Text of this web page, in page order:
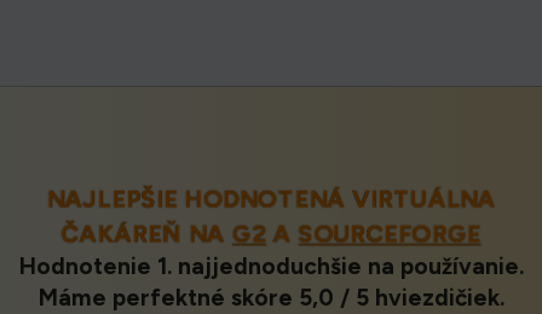
NAJLEPŠIE HODNOTENÁ VIRTUÁLNA
ČAKÁREŇ NAG2 A SOURCEFORGE
Hodnotenie 1. najjednoduchšie na používanie.
Máme perfektné skóre 5,0 / 5 hviezdičiek.